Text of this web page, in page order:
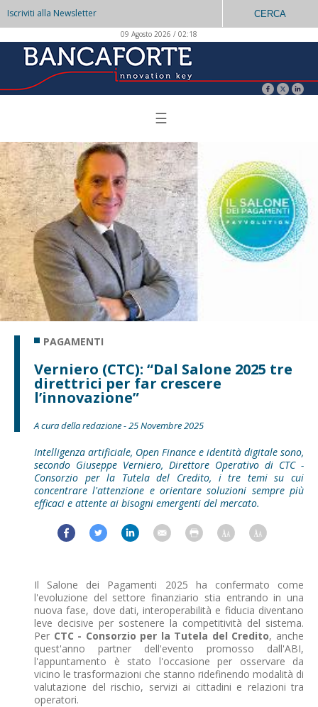
Iscriviti alla Newsletter CERCA
09 Agosto 2026 / 02:18
☰
PAGAMENTI
Verniero (CTC): “Dal Salone 2025 tre
direttrici per far crescere
l’innovazione”
A cura della redazione - 25 Novembre 2025
Intelligenza artificiale, Open Finance e identità digitale sono,
secondo Giuseppe Verniero, Direttore Operativo di CTC -
Consorzio per la Tutela del Credito, i tre temi su cui
concentrare l'attenzione e orientare soluzioni sempre più
efficaci e attente ai bisogni emergenti del mercato.
Il Salone dei Pagamenti 2025 ha confermato come
l'evoluzione del settore finanziario stia entrando in una
nuova fase, dove dati, interoperabilità e fiducia diventano
leve decisive per sostenere la competitività del sistema.
Per CTC - Consorzio per la Tutela del Credito, anche
quest'anno partner dell'evento promosso dall'ABI,
l'appuntamento è stato l'occasione per osservare da
vicino le trasformazioni che stanno ridefinendo modalità di
valutazione del rischio, servizi ai cittadini e relazioni tra
operatori.